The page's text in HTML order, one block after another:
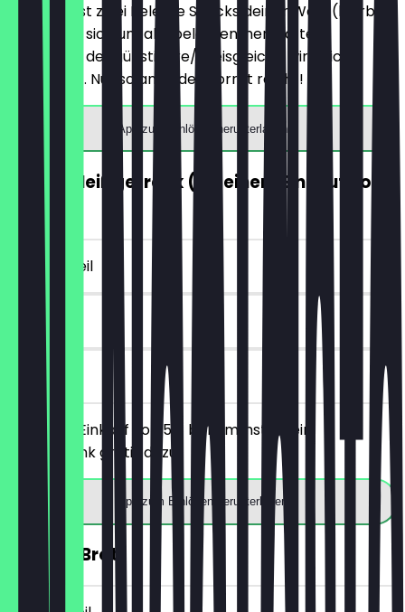
Du bestellst zwei Belegte Snacks deiner Wahl (hierbei
handelt es sich um alle belegten, herzhaften
Produkte), der günstigere/preisgleiche wird nicht
berechnet. Nur solange der Vorrat reicht!
App zum Einlösen herunterladen
GRATIS Heißgetränk (ab einem Einkauf von
~€ 4 Vorteil
7 Tage
vor Ort
Ab einem Einkauf von 5€ bekommst du ein
Heißgetränk gratis dazu.
App zum Einlösen herunterladen
30% auf Brot